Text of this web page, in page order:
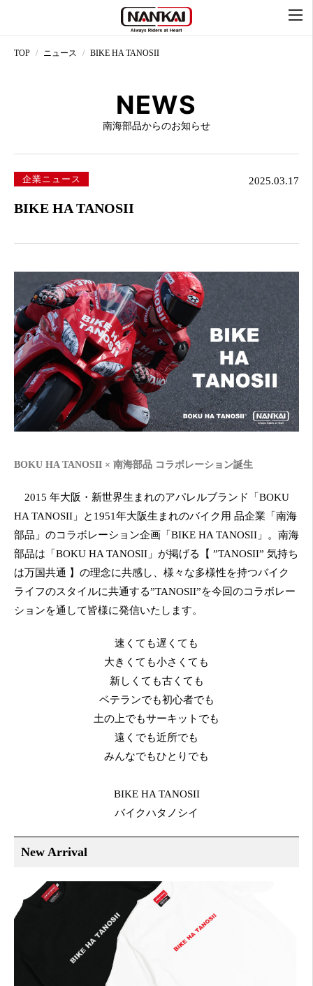
TOP ニュース BIKE HA TANOSII
NEWS
南海部品からのお知らせ
企業ニュース 2025.03.17
BIKE HA TANOSII
BOKU HA TANOSII × 南海部品 コラボレーション誕生
2015 年大阪・新世界生まれのアパレルブランド「BOKU
HA TANOSII」と1951年大阪生まれのバイク用 品企業「南海
部品」のコラボレーション企画「BIKE HA TANOSII」。南海
部品は「BOKU HA TANOSII」が掲げる【 ”TANOSII” 気持ち
は万国共通 】の理念に共感し、様々な多様性を持つバイク
ライフのスタイルに共通する”TANOSII”を今回のコラボレー
ションを通して皆様に発信いたします。
速くても遅くても
大きくても小さくても
新しくても古くても
ベテランでも初心者でも
土の上でもサーキットでも
遠くでも近所でも
みんなでもひとりでも
BIKE HA TANOSII
バイクハタノシイ
New Arrival